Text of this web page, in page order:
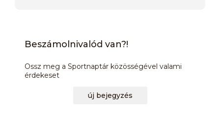
Beszámolnivalód van?!
Ossz meg a Sportnaptár közösségével valami
érdekeset
új bejegyzés